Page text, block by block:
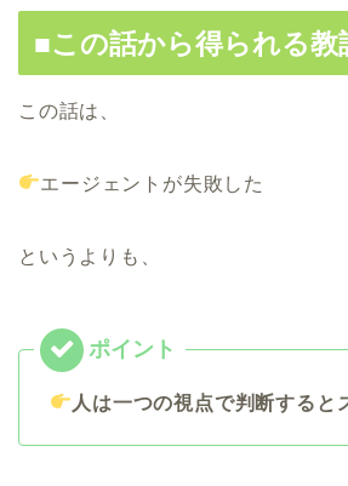
■この話から得られる教
この話は、
エージェントが失敗した
というよりも、
人は一つの視点で判断すると